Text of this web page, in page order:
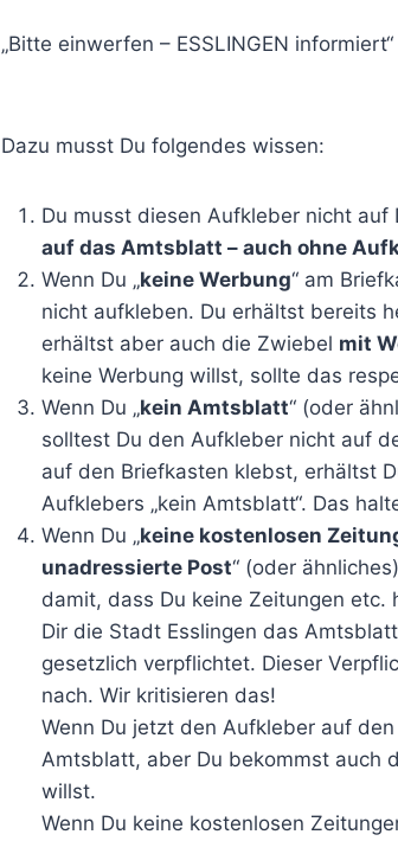
„Bitte einwerfen – ESSLINGEN informiert“
Dazu musst Du folgendes wissen:
Du musst diesen Aufkleber nicht auf
auf das Amtsblatt – auch ohne
Wenn Du „keine Werbung“ am
nicht aufkleben. Du erhältst bereits
erhältst aber auch die Zwiebel mit
keine Werbung willst, sollte das
Wenn Du „kein Amtsblatt“ (oder
solltest Du den Aufkleber nicht auf
auf den Briefkasten klebst, erhältst
Aufklebers „kein Amtsblatt“. Das
Wenn Du „keine kostenlosen
unadressierte Post“ (oder
damit, dass Du keine Zeitungen etc.
Dir die Stadt Esslingen das
gesetzlich verpflichtet. Dieser
nach. Wir kritisieren das!
Wenn Du jetzt den Aufkleber auf
Amtsblatt, aber Du bekommst auch
willst.
Wenn Du keine kostenlosen